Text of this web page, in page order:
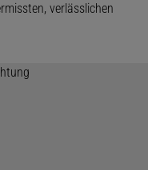
verlässlichen